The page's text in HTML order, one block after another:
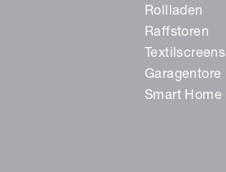
Rollladen
Raffstoren
Textilscreens
Garagentore
Smart Home